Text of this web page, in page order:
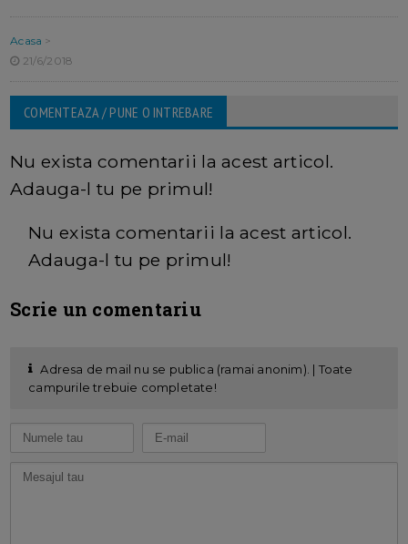
Acasa >
21/6/2018
COMENTEAZA / PUNE O INTREBARE
Nu exista comentarii la acest articol.
Adauga-l tu pe primul!
Nu exista comentarii la acest articol.
Adauga-l tu pe primul!
Scrie un comentariu
Adresa de mail nu se publica (ramai anonim). | Toate
campurile trebuie completate!